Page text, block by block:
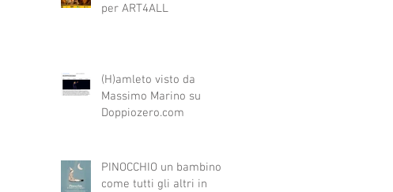
per ART4ALL
(H)amleto visto da
Massimo Marino su
Doppiozero.com
PINOCCHIO un bambino
come tutti gli altri in